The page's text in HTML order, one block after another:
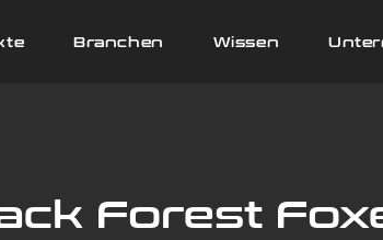
Branchen Wissen
Forest